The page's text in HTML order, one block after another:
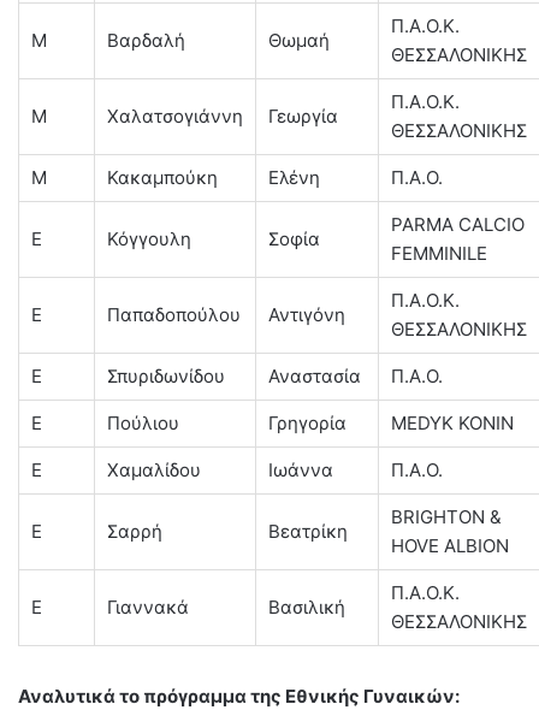
Μ Βαρδαλή Θωμαή
Π.Α.Ο.Κ.
ΘΕΣΣΑΛΟΝΙΚΗΣ
Μ Χαλατσογιάννη Γεωργία
Π.Α.Ο.Κ.
ΘΕΣΣΑΛΟΝΙΚΗΣ
Μ Κακαμπούκη Ελένη Π.Α.Ο.
Ε Κόγγουλη Σοφία
PARMA CALCIO
FEMMINILE
Ε Παπαδοπούλου Αντιγόνη
Π.Α.Ο.Κ.
ΘΕΣΣΑΛΟΝΙΚΗΣ
E Σπυριδωνίδου Αναστασία Π.Α.Ο.
Ε Πούλιου Γρηγορία MEDYK KONIN
Ε Χαμαλίδου Ιωάννα Π.Α.Ο.
Ε Σαρρή Βεατρίκη
BRIGHTON &
HOVE ALBION
Ε Γιαννακά Βασιλική
Π.Α.Ο.Κ.
ΘΕΣΣΑΛΟΝΙΚΗΣ
Αναλυτικά το πρόγραμμα της Εθνικής Γυναικών: